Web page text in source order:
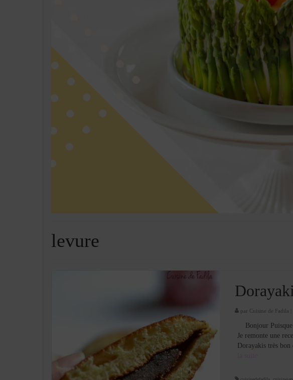
levure
par Cuisine de Fadila
Bonjour Puisque
Je remonte une
Dorayakis très